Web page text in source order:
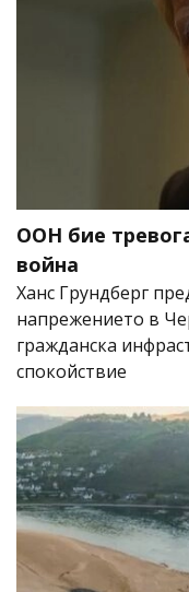
ООН бие
война
Ханс Грундберг
напрежението в
гражданска
спокойствие